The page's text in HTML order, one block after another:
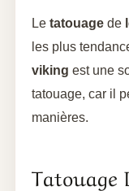
Le tatouage de
les plus
viking est une
tatouage, car il
manières.
Tatouage